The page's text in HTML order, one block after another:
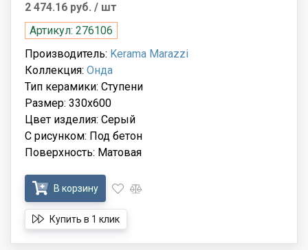
2 474.16 руб. / шт
Артикул: 276106
Производитель: Kerama Marazzi
Коллекция: Онда
Тип керамики: Ступени
Размер: 330x600
Цвет изделия: Серый
С рисунком: Под бетон
Поверхность: Матовая
В корзину
Купить в 1 клик